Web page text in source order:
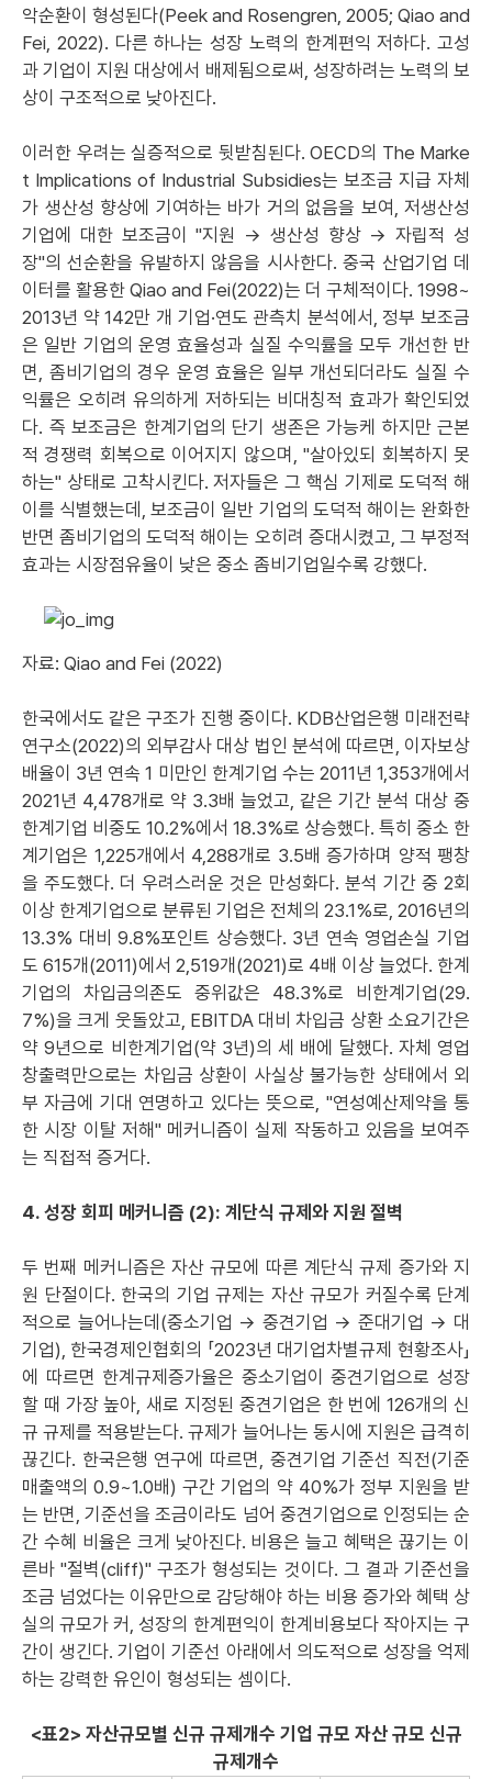
악순환이 형성된다(Peek and Rosengren, 2005; Qiao and
Fei, 2022). 다른 하나는 성장 노력의 한계편익 저하다. 고성
과 기업이 지원 대상에서 배제됨으로써, 성장하려는 노력의 보
상이 구조적으로 낮아진다.
이러한 우려는 실증적으로 뒷받침된다. OECD의 The Marke
t Implications of Industrial Subsidies는 보조금 지급 자체
가 생산성 향상에 기여하는 바가 거의 없음을 보여, 저생산성
기업에 대한 보조금이 "지원 → 생산성 향상 → 자립적 성
장"의 선순환을 유발하지 않음을 시사한다. 중국 산업기업 데
이터를 활용한 Qiao and Fei(2022)는 더 구체적이다. 1998~
2013년 약 142만 개 기업·연도 관측치 분석에서, 정부 보조금
은 일반 기업의 운영 효율성과 실질 수익률을 모두 개선한 반
면, 좀비기업의 경우 운영 효율은 일부 개선되더라도 실질 수
익률은 오히려 유의하게 저하되는 비대칭적 효과가 확인되었
다. 즉 보조금은 한계기업의 단기 생존은 가능케 하지만 근본
적 경쟁력 회복으로 이어지지 않으며, "살아있되 회복하지 못
하는" 상태로 고착시킨다. 저자들은 그 핵심 기제로 도덕적 해
이를 식별했는데, 보조금이 일반 기업의 도덕적 해이는 완화한
반면 좀비기업의 도덕적 해이는 오히려 증대시켰고, 그 부정적
효과는 시장점유율이 낮은 중소 좀비기업일수록 강했다.
자료: Qiao and Fei (2022)
한국에서도 같은 구조가 진행 중이다. KDB산업은행 미래전략
연구소(2022)의 외부감사 대상 법인 분석에 따르면, 이자보상
배율이 3년 연속 1 미만인 한계기업 수는 2011년 1,353개에서
2021년 4,478개로 약 3.3배 늘었고, 같은 기간 분석 대상 중
한계기업 비중도 10.2%에서 18.3%로 상승했다. 특히 중소 한
계기업은 1,225개에서 4,288개로 3.5배 증가하며 양적 팽창
을 주도했다. 더 우려스러운 것은 만성화다. 분석 기간 중 2회
이상 한계기업으로 분류된 기업은 전체의 23.1%로, 2016년의
13.3% 대비 9.8%포인트 상승했다. 3년 연속 영업손실 기업
도 615개(2011)에서 2,519개(2021)로 4배 이상 늘었다. 한계
기업의 차입금의존도 중위값은 48.3%로 비한계기업(29.
7%)을 크게 웃돌았고, EBITDA 대비 차입금 상환 소요기간은
약 9년으로 비한계기업(약 3년)의 세 배에 달했다. 자체 영업
창출력만으로는 차입금 상환이 사실상 불가능한 상태에서 외
부 자금에 기대 연명하고 있다는 뜻으로, "연성예산제약을 통
한 시장 이탈 저해" 메커니즘이 실제 작동하고 있음을 보여주
는 직접적 증거다.
4. 성장 회피 메커니즘 (2): 계단식 규제와 지원 절벽
두 번째 메커니즘은 자산 규모에 따른 계단식 규제 증가와 지
원 단절이다. 한국의 기업 규제는 자산 규모가 커질수록 단계
적으로 늘어나는데(중소기업 → 중견기업 → 준대기업 → 대
기업), 한국경제인협회의 「2023년 대기업차별규제 현황조사」
에 따르면 한계규제증가율은 중소기업이 중견기업으로 성장
할 때 가장 높아, 새로 지정된 중견기업은 한 번에 126개의 신
규 규제를 적용받는다. 규제가 늘어나는 동시에 지원은 급격히
끊긴다. 한국은행 연구에 따르면, 중견기업 기준선 직전(기준
매출액의 0.9~1.0배) 구간 기업의 약 40%가 정부 지원을 받
는 반면, 기준선을 조금이라도 넘어 중견기업으로 인정되는 순
간 수혜 비율은 크게 낮아진다. 비용은 늘고 혜택은 끊기는 이
른바 "절벽(cliff)" 구조가 형성되는 것이다. 그 결과 기준선을
조금 넘었다는 이유만으로 감당해야 하는 비용 증가와 혜택 상
실의 규모가 커, 성장의 한계편익이 한계비용보다 작아지는 구
간이 생긴다. 기업이 기준선 아래에서 의도적으로 성장을 억제
하는 강력한 유인이 형성되는 셈이다.
<표2> 자산규모별 신규 규제개수 기업 규모 자산 규모 신규
규제개수